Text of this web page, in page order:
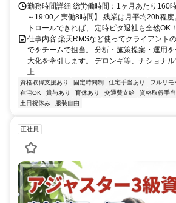
勤務時間詳細 総労働時間：1ヶ月あたり160
～19:00／実働8時間】 残業は月平均20h程
トロールできれば、 定時ピタ退社も全然OK！
仕事内容 楽天RMSなど使ってクライアント
でをチームで担当。 分析・施策提案・運用
大化を牽引します。 デロンギ等、ナショナ
上...
資格取得支援あり 固定時間制 住宅手当あり フルリモ
在宅OK
賞与あり 育休あり 交通費支給 資格取得手
土日祝休み
服装自由
正社員